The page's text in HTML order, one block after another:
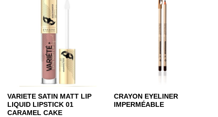
VARIETE SATIN MATT LIP
LIQUID LIPSTICK 01
CARAMEL CAKE
CRAYON EYELINER
IMPERMÉABLE